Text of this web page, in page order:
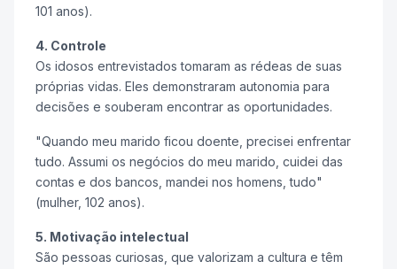
101 anos).
4. Controle
Os idosos entrevistados tomaram as rédeas de suas
próprias vidas. Eles demonstraram autonomia para
decisões e souberam encontrar as oportunidades.
"Quando meu marido ficou doente, precisei enfrentar
tudo. Assumi os negócios do meu marido, cuidei das
contas e dos bancos, mandei nos homens, tudo"
(mulher, 102 anos).
5. Motivação intelectual
São pessoas curiosas, que valorizam a cultura e têm